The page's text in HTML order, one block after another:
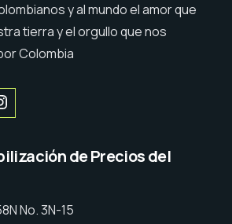
y al mundo el amor que
tierra y el orgullo que nos
Colombia
de Precios del
No. 3N-15